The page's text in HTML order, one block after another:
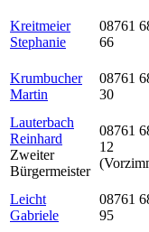
Kreitmeier
Stephanie
08761
66
Krumbucher
Martin
08761
30
Lauterbach
Reinhard
Zweiter
Bürgermeister
08761
12
Leicht
Gabriele
08761
95